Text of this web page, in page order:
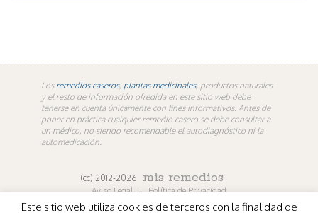
Los remedios caseros, plantas medicinales, productos naturales
y el resto de información ofredida en este sitio web debe
tenerse en cuenta únicamente con fines informativos. Antes de
poner en práctica cualquier remedio casero se debe consultar a
un médico, no siendo recomendable el autodiagnóstico ni la
automedicación.
(cc) 2012-2026 mis remedios
Aviso Legal | Política de Privacidad
Este sitio web utiliza cookies de terceros con la finalidad de